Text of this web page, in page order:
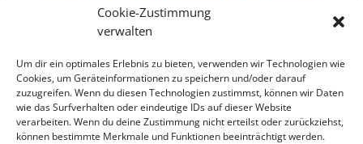
Cookie-Zustimmung
verwalten
Um dir ein optimales Erlebnis zu bieten, verwenden wir Technologien wie
Cookies, um Geräteinformationen zu speichern und/oder darauf
zuzugreifen. Wenn du diesen Technologien zustimmst, können wir Daten
wie das Surfverhalten oder eindeutige IDs auf dieser Website
verarbeiten. Wenn du deine Zustimmung nicht erteilst oder zurückziehst,
können bestimmte Merkmale und Funktionen beeinträchtigt werden.